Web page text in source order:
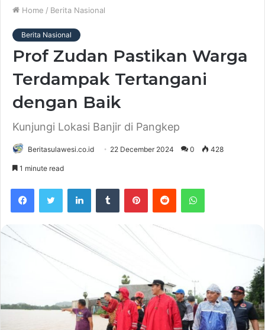
Home / Berita Nasional
Berita Nasional
Prof Zudan Pastikan Warga
Terdampak Tertangani
dengan Baik
Kunjungi Lokasi Banjir di Pangkep
Beritasulawesi.co.id 22 December 2024 0 428
1 minute read